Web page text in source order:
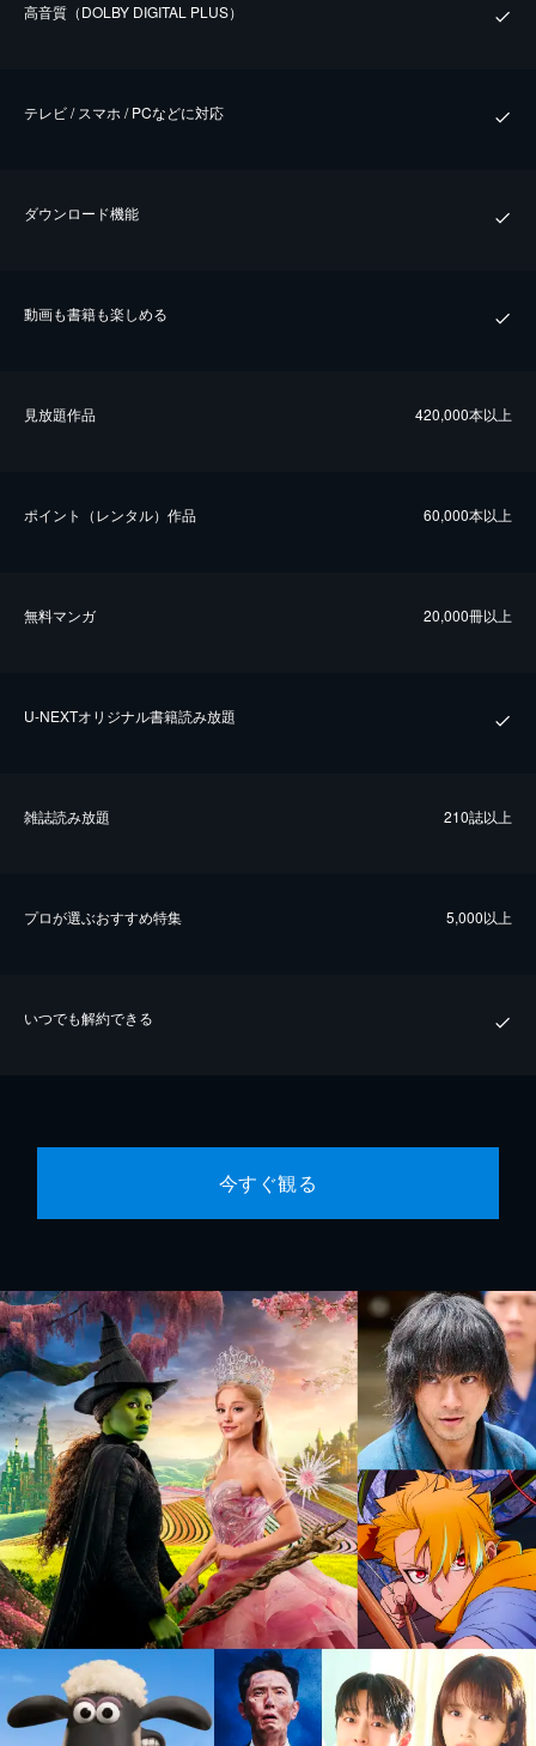
⾼⾳質（DOLBY DIGITAL PLUS）
テレビ / スマホ / PCなどに対応
ダウンロード機能
動画も書籍も楽しめる
⾒放題作品 420,000本以上
ポイント（レンタル）作品 60,000本以上
無料マンガ 20,000冊以上
U-NEXTオリジナル書籍読み放題
雑誌読み放題 210誌以上
プロが選ぶおすすめ特集 5,000以上
いつでも解約できる
今すぐ観る